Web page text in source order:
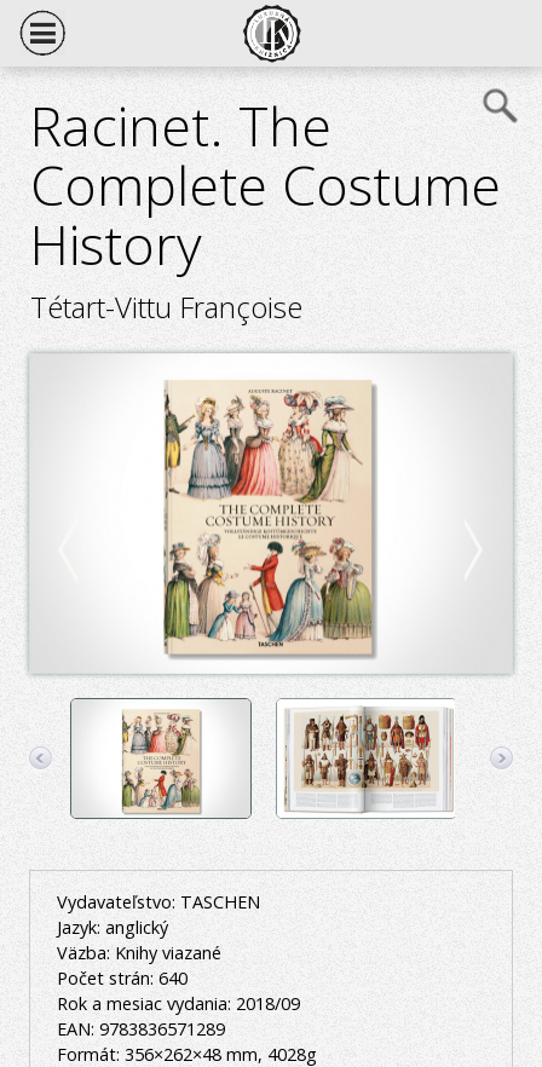
Racinet. The
Complete Costume
History
Tétart-Vittu Françoise
Vydavateľstvo: TASCHEN
Jazyk: anglický
Väzba: Knihy viazané
Počet strán: 640
Rok a mesiac vydania: 2018/09
EAN: 9783836571289
Formát: 356×262×48 mm, 4028g